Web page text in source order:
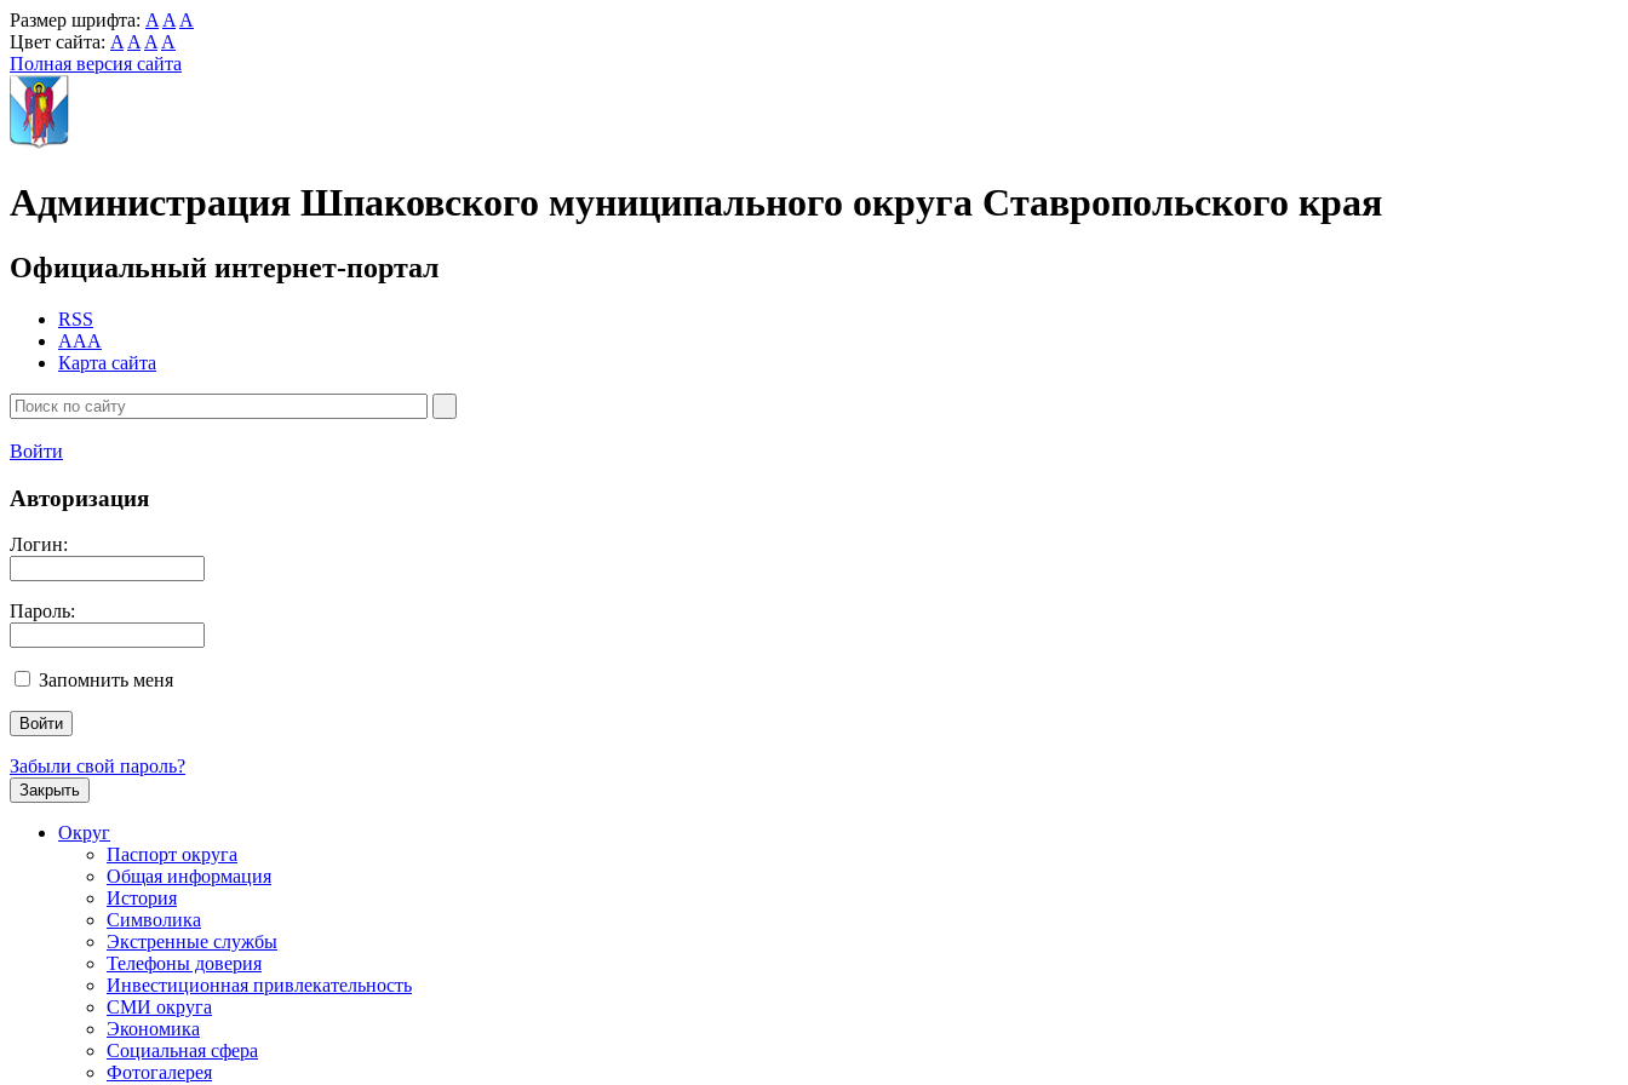
Размер шрифта: A A A
Цвет сайта: A A A A
Полная версия сайта
Администрация Шпаковского муниципального округа Ставропольского края
Официальный интернет-портал
RSS
AAA
Карта сайта
Войти
Авторизация
Логин:
Пароль:
Запомнить меня
Забыли свой пароль?
Закрыть
Округ
Паспорт округа
Общая информация
История
Символика
Экстренные службы
Телефоны доверия
Инвестиционная привлекательность
СМИ округа
Экономика
Социальная сфера
Фотогалерея